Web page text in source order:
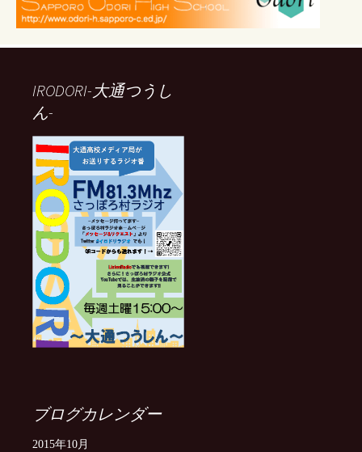
IRODORI-大通つうし
ん-
ブログカレンダー
2015年10月